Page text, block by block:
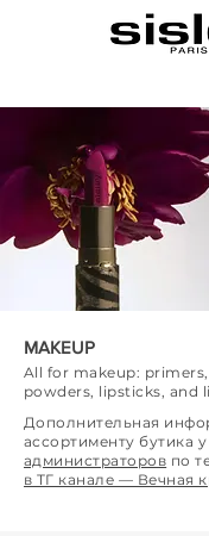
MAKEUP
All for makeup:
powders, lipsticks, and
Дополнительная
ассортименту бутика
администраторов по
в ТГ канале — Вечная